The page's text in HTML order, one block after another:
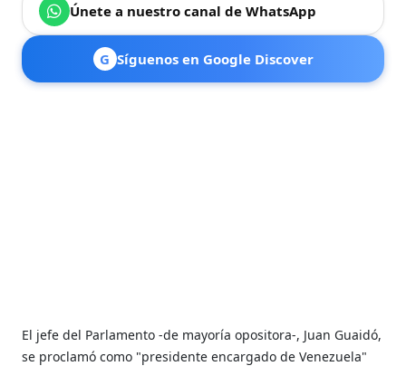
Únete a nuestro canal de WhatsApp
G Síguenos en Google Discover
El jefe del Parlamento -de mayoría opositora-, Juan Guaidó,
se proclamó como "presidente encargado de Venezuela"